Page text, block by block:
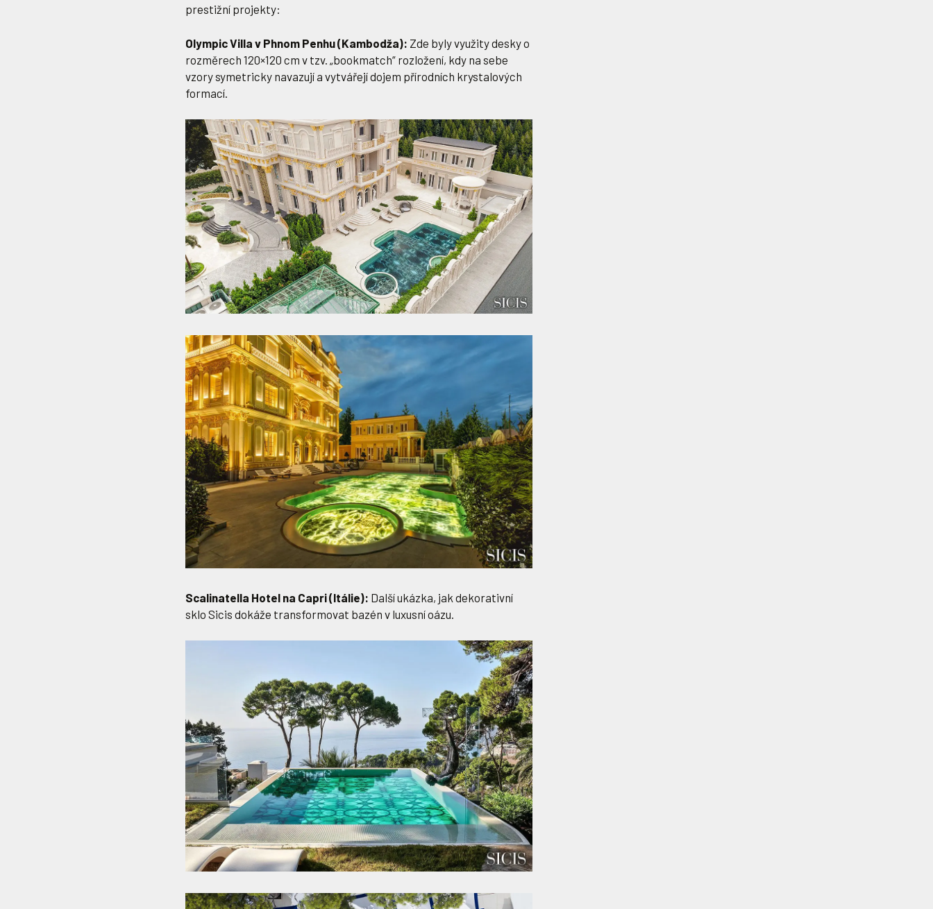
prestižní projekty:
Olympic Villa v Phnom Penhu (Kambodža): Zde byly využity desky o
rozměrech 120×120 cm v tzv. „bookmatch“ rozložení, kdy na sebe
vzory symetricky navazují a vytvářejí dojem přírodních krystalových
formací.
Scalinatella Hotel na Capri (Itálie): Další ukázka, jak dekorativní
sklo Sicis dokáže transformovat bazén v luxusní oázu.